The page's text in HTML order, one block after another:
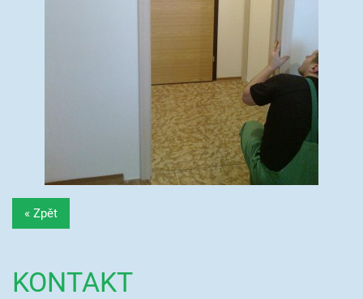
« Zpět
KONTAKT